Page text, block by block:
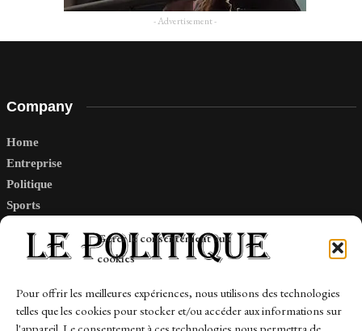
Gérer le consentement aux
cookies
Pour offrir les meilleures expériences, nous utilisons des technologies
telles que les cookies pour stocker et/ou accéder aux informations sur
- Advertisement -
Company
Home
Entreprise
Politique
Sports
Links